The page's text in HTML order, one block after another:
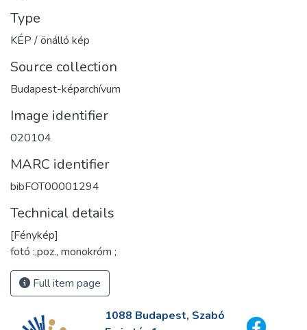
Type
KÉP / önálló kép
Source collection
Budapest-képarchívum
Image identifier
020104
MARC identifier
bibFOT00001294
Technical details
[Fénykép]
fotó :,poz., monokróm ;
Full item page
1088 Budapest, Szabó